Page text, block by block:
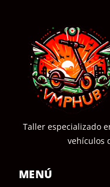
Taller especializado
vehículos
MENÚ